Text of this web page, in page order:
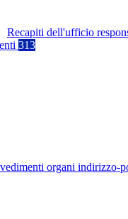
Recapiti dell'ufficio
313
organi indirizzo-